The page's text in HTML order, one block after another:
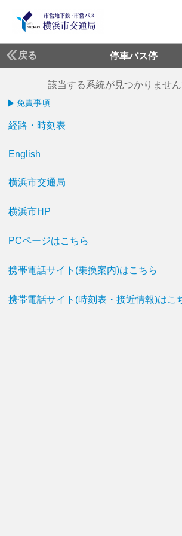
戻る 停車バス停
該当する系統が見つかりません
免責事項
経路・時刻表
English
横浜市交通局
横浜市HP
PCページはこちら
携帯電話サイト(乗換案内)はこちら
携帯電話サイト(時刻表・接近情報)はこ